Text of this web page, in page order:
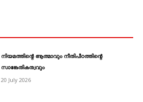
നിയമത്തിന്റെ ആത്മാവും നീതിപീഠത്തിന്റെ
സാങ്കേതികത്വവും
20 July 2026